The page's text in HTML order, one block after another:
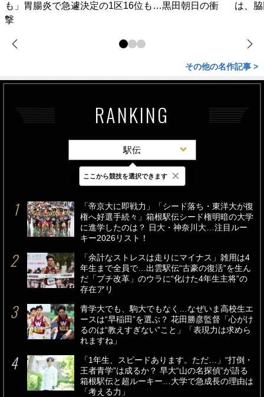
も」胃腸炎で急遽決定の1区16位も…黒田朝日の衝
撃
は、
その他の名作記事 >
RANKING
駅伝
最新 24時間 週間
「帝京大に即戦力」「シード落ち・東洋大が復
権へ好選手続々」箱根駅伝シード権明暗の大学
に進学したのは？ 日大・神奈川大…注目ルー
キー2026リスト！
「余計なストレスは走りにマイナス」雑用は4
年生まで全員で…出雲駅伝“古豪の復活”を生ん
だ「プチ改革」のウラに“化けた4年生主将”の
存在アリ
青学大でも、駒大でもなく…なぜいま高校生エ
ースは“早稲田”を選ぶ？ 花田勝彦監督「心がけ
るのは“教えすぎない”こと」「表現力は求めら
れますね」
「1年生、スピードあります。ただ…」“打倒・
王者青学”は成るか？ 早大“山の名探偵”が語る
箱根駅伝と超ルーキー…大学で急成長の理由は
「考える力」
ここから競技を選択できます ×